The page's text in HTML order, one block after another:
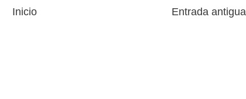
Entrada antigua
Inicio